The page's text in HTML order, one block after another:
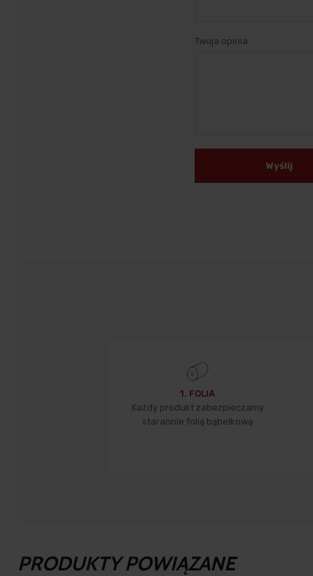
Twoja opinia
Wyślij
1. FOLIA
Każdy produkt zabezpieczamy
starannie folią bąbelkową
PRODUKTY POWIĄZANE